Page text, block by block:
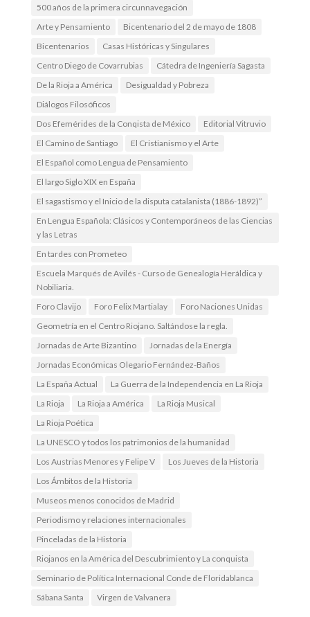
500 años de la primera circunnavegación
Arte y Pensamiento
Bicentenario del 2 de mayo de 1808
Bicentenarios
Casas Históricas y Singulares
Centro Diego de Covarrubias
Cátedra de Ingeniería Sagasta
De la Rioja a América
Desigualdad y Pobreza
Diálogos Filosóficos
Dos Efemérides de la Conqista de México
Editorial Vitruvio
El Camino de Santiago
El Cristianismo y el Arte
El Español como Lengua de Pensamiento
El largo Siglo XIX en España
El sagastismo y el Inicio de la disputa catalanista (1886-1892)”
En Lengua Española: Clásicos y Contemporáneos de las Ciencias
y las Letras
En tardes con Prometeo
Escuela Marqués de Avilés - Curso de Genealogía Heráldica y
Nobiliaria.
Foro Clavijo
Foro Felix Martialay
Foro Naciones Unidas
Geometría en el Centro Riojano. Saltándose la regla.
Jornadas de Arte Bizantino
Jornadas de la Energía
Jornadas Económicas Olegario Fernández-Baños
La España Actual
La Guerra de la Independencia en La Rioja
La Rioja
La Rioja a América
La Rioja Musical
La Rioja Poética
La UNESCO y todos los patrimonios de la humanidad
Los Austrias Menores y Felipe V
Los Jueves de la Historia
Los Ámbitos de la Historia
Museos menos conocidos de Madrid
Periodismo y relaciones internacionales
Pinceladas de la Historia
Riojanos en la América del Descubrimiento y La conquista
Seminario de Política Internacional Conde de Floridablanca
Sábana Santa
Virgen de Valvanera